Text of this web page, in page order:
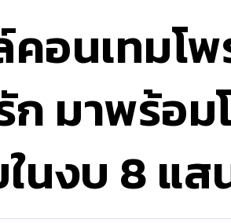
อนเทมโ
ก มาพร้อ
นงบ 8 แส